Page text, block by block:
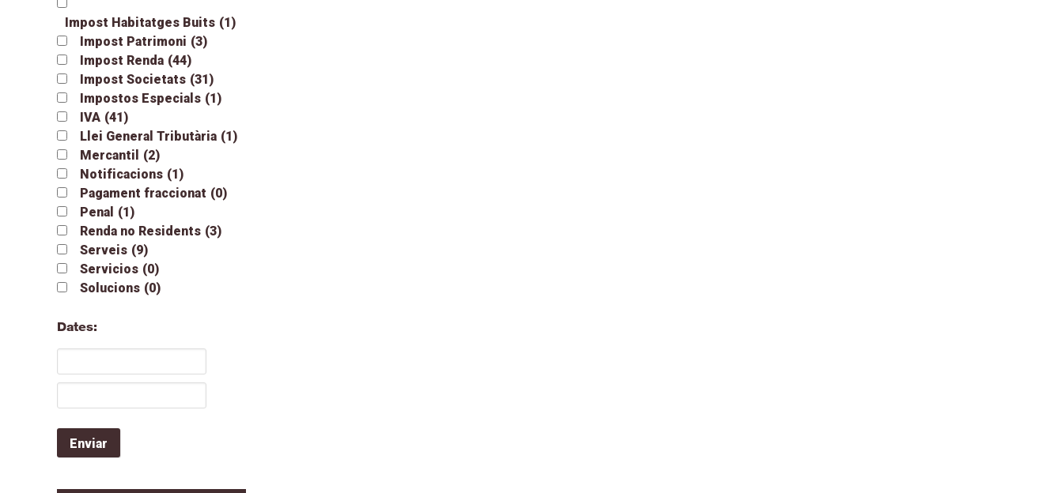
Impost Habitatges Buits (1)
Impost Patrimoni (3)
Impost Renda (44)
Impost Societats (31)
Impostos Especials (1)
IVA (41)
Llei General Tributària (1)
Mercantil
(2)
Notificacions (1)
Pagament fraccionat (0)
Penal (1)
Renda no Residents (3)
Serveis (9)
Servicios (0)
Solucions (0)
Dates: